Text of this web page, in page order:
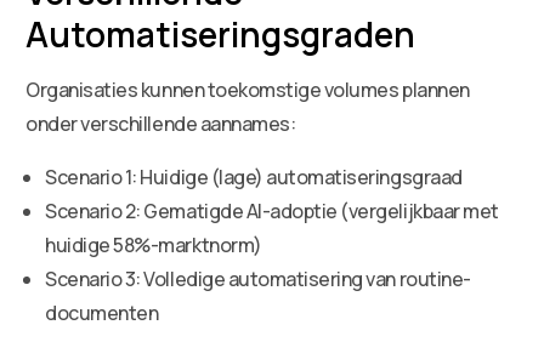
Automatiseringsgraden
Organisaties kunnen toekomstige volumes plannen
onder verschillende aannames:
Scenario 1: Huidige (lage) automatiseringsgraad
Scenario 2: Gematigde AI-adoptie (vergelijkbaar met
huidige 58%-marktnorm)
Scenario 3: Volledige automatisering van routine-
documenten